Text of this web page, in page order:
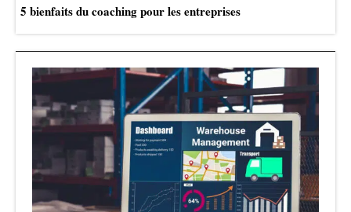
5 bienfaits du coaching pour les entreprises